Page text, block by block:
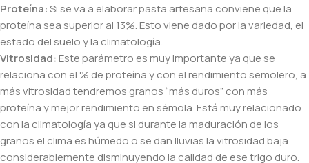
Proteína:Si se va a elaborar pasta artesana conviene que la
proteína sea superior al 13%. Esto viene dado por la variedad, el
estado del suelo y la climatología.
Vitrosidad:Este parámetro es muy importante ya que se
relaciona con el % de proteína y con el rendimiento semolero, a
más vitrosidad tendremos granos “más duros” con más
proteína y mejor rendimiento en sémola. Está muy relacionado
con la climatología ya que si durante la maduración de los
granos el clima es húmedo o se dan lluvias la vitrosidad baja
considerablemente disminuyendo la calidad de ese trigo duro.